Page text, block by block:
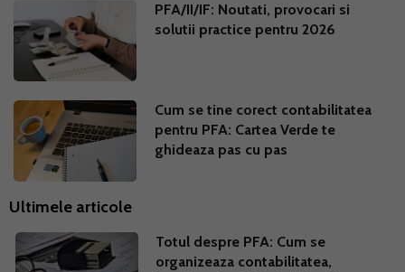
PFA/II/IF: Noutati, provocari si
solutii practice pentru 2026
Cum se tine corect contabilitatea
pentru PFA: Cartea Verde te
ghideaza pas cu pas
Ultimele articole
Totul despre PFA: Cum se
organizeaza contabilitatea,